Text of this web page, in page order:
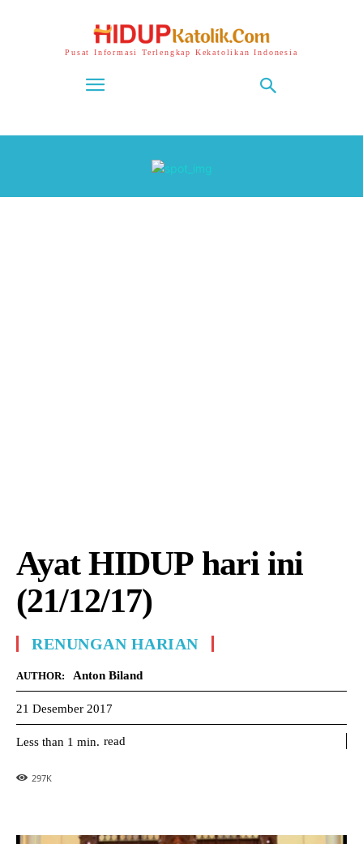
Pusat Informasi Terlengkap Kekatolikan Indonesia
Ayat HIDUP hari ini
(21/12/17)
RENUNGAN HARIAN
AUTHOR: Anton Biland
21 Desember 2017
Less than 1 min. read
297K